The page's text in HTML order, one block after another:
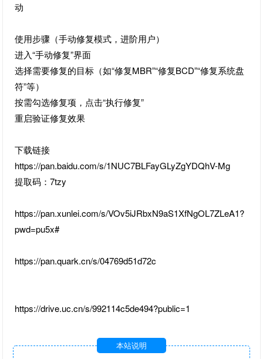
动
使用步骤（手动修复模式，进阶用户）
进入“手动修复”界面
选择需要修复的目标（如“修复MBR”“修复BCD”“修复系统盘
符”等）
按需勾选修复项，点击“执行修复”
重启验证修复效果
下载链接
https://pan.baidu.com/s/1NUC7BLFayGLyZgYDQhV-Mg
提取码：7tzy
https://pan.xunlei.com/s/VOv5iJRbxN9aS1XfNgOL7ZLeA1?
pwd=pu5x#
https://pan.quark.cn/s/04769d51d72c
https://drive.uc.cn/s/992114c5de494?public=1
本站说明